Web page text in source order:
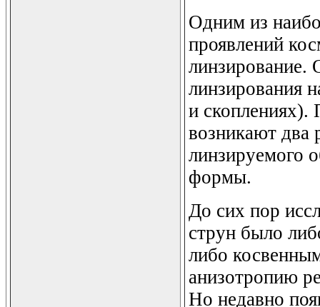
Одним из
проявлений
линзирование.
линзирования
и скоплениях).
возникают два
линзируемого
формы.
До сих пор
струн было
либо
анизотропию
Но недавно